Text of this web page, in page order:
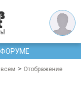
> Отображение